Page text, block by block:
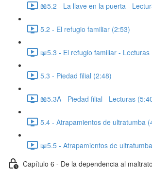
📖5.2 - La llave en la puerta -
5.2 - El refugio familiar (2:53)
📖5.3 - El refugio familiar - Lecturas
5.3 - Piedad filial (2:48)
📖5.3A - Piedad filial - Lecturas
5.4 - Atrapamientos de ultratumba
📖5.5 - Atrapamientos de
Capítulo 6 - De la dependencia al maltrato